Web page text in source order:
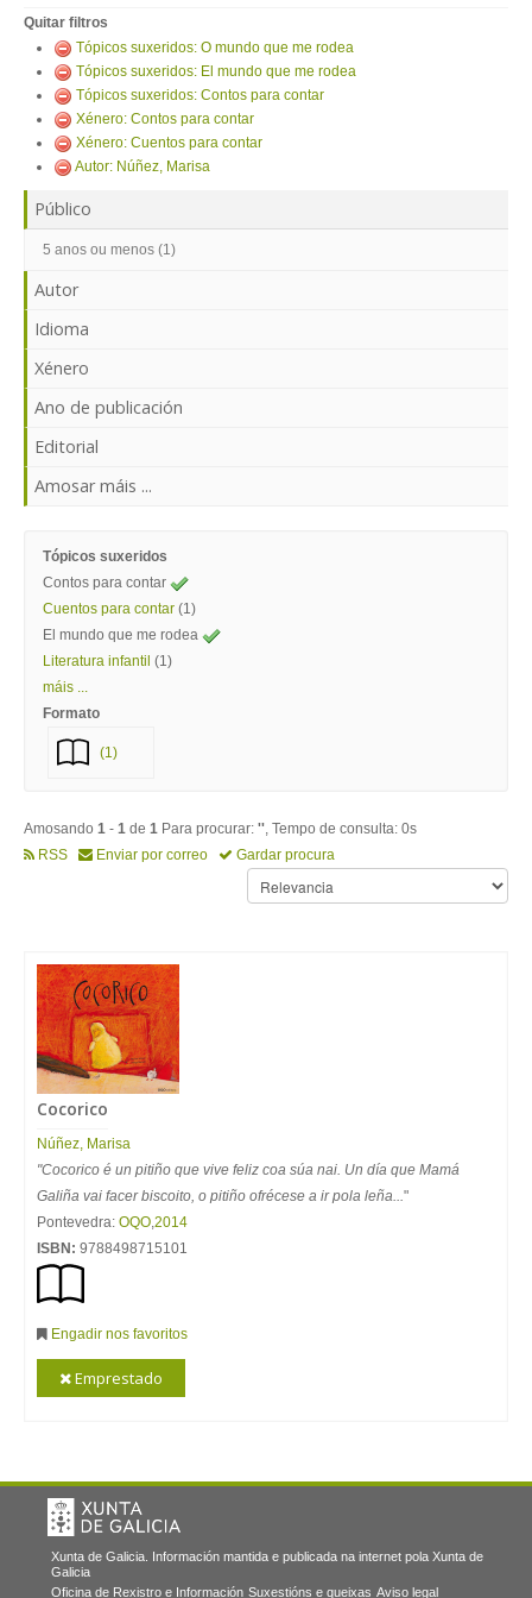
Quitar filtros
Tópicos suxeridos: O mundo que me rodea
Tópicos suxeridos: El mundo que me rodea
Tópicos suxeridos: Contos para contar
Xénero: Contos para contar
Xénero: Cuentos para contar
Autor: Núñez, Marisa
Público
5 anos ou menos (1)
Autor
Idioma
Xénero
Ano de publicación
Editorial
Amosar máis ...
Tópicos suxeridos
Contos para contar
Cuentos para contar (1)
El mundo que me rodea
Literatura infantil (1)
máis ...
Formato
(1)
Amosando 1 - 1 de 1 Para procurar: '', Tempo de consulta: 0s
RSS
Enviar por correo Gardar procura
Cocorico
Núñez, Marisa
"Cocorico é un pitiño que vive feliz coa súa nai. Un día que Mamá
Galiña vai facer biscoito, o pitiño ofrécese a ir pola leña..."
Pontevedra: OQO,2014
ISBN: 9788498715101
Engadir nos favoritos
Emprestado
Xunta de Galicia. Información mantida e publicada na internet pola Xunta de
Galicia
Oficina de Rexistro e Información Suxestións e queixas Aviso legal